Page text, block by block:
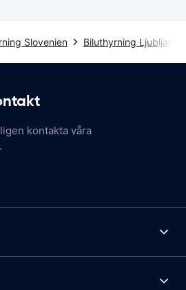
Slovenien Biluthyrning Ljubljana
kontakta våra